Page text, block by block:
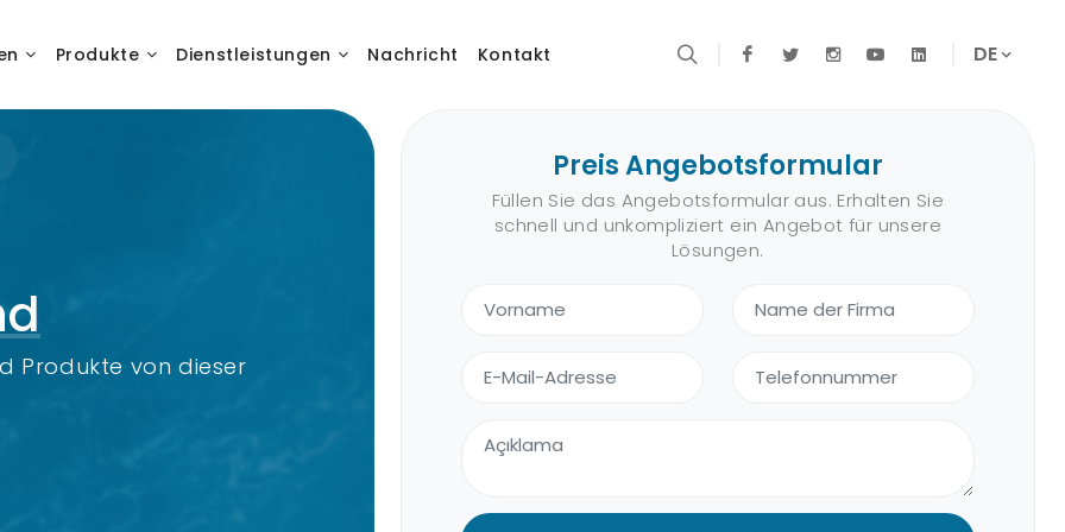
DE
Produkte Dienstleistungen Nachricht Kontakt
Produkte von dieser
Preis Angebotsformular
Füllen Sie das Angebotsformular aus. Erhalten Sie
schnell und unkompliziert ein Angebot für unsere
Lösungen.